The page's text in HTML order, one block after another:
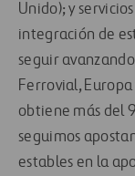
Unido); y
integración de
seguir
Ferrovial,
obtiene más del
seguimos
estables en la